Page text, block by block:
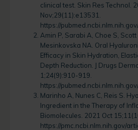
clinical test. Skin Res Technol.
Nov;29(11):e13531.
https://
Amin P, Sarabi A, Choe S, Scott
Mesinkovska NA. Oral
Efficacy in Skin Hydration,
Depth Reduction. J Drugs
1;24(9):910-919.
https://
Marinho A, Nunes C, Reis S.
Ingredient in the Therapy of
Biomolecules. 2021 Oct
https://pmc.ncbi.nlm.nih.gov/